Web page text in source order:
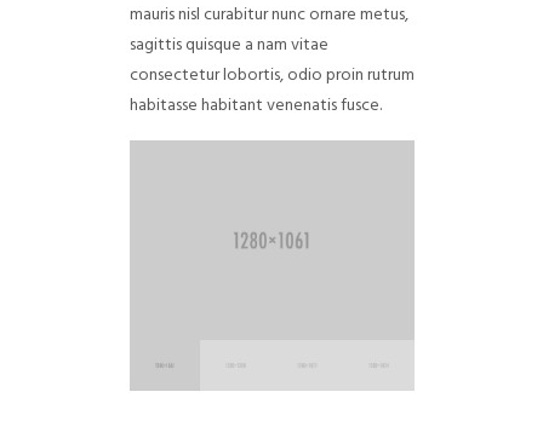
mauris nisl curabitur nunc ornare metus,
sagittis quisque a nam vitae
consectetur lobortis, odio proin rutrum
habitasse habitant venenatis fusce.